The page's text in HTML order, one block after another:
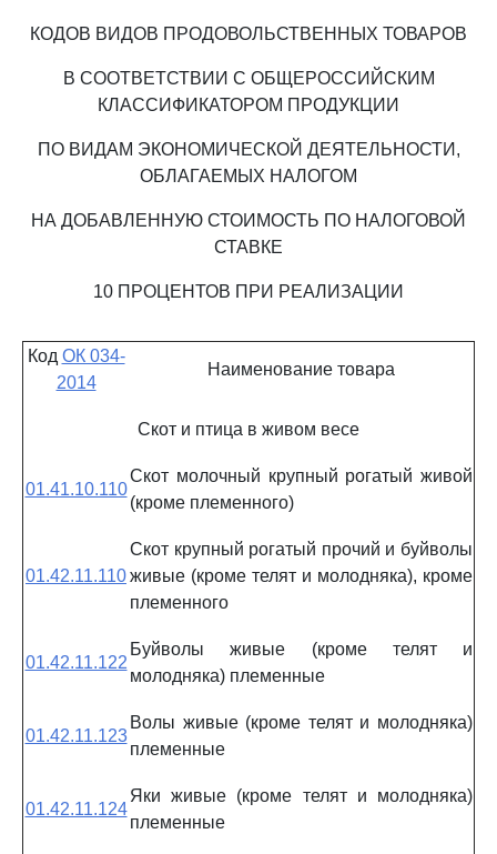
КОДОВ ВИДОВ ПРОДОВОЛЬСТВЕННЫХ ТОВАРОВ
В СООТВЕТСТВИИ С ОБЩЕРОССИЙСКИМ
КЛАССИФИКАТОРОМ ПРОДУКЦИИ
ПО ВИДАМ ЭКОНОМИЧЕСКОЙ ДЕЯТЕЛЬНОСТИ,
ОБЛАГАЕМЫХ НАЛОГОМ
НА ДОБАВЛЕННУЮ СТОИМОСТЬ ПО НАЛОГОВОЙ
СТАВКЕ
10 ПРОЦЕНТОВ ПРИ РЕАЛИЗАЦИИ
Код ОК 034-
2014
Наименование товара
Скот и птица в живом весе
01.41.10.110
Скот молочный крупный рогатый живой
(кроме племенного)
01.42.11.110
Скот крупный рогатый прочий и буйволы
живые (кроме телят и молодняка), кроме
племенного
01.42.11.122
Буйволы живые (кроме телят и
молодняка) племенные
01.42.11.123
Волы живые (кроме телят и молодняка)
племенные
01.42.11.124
Яки живые (кроме телят и молодняка)
племенные